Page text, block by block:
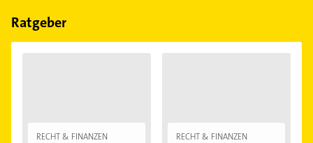
Feiertagen abweichen können.
Ratgeber
RECHT & FINANZEN RECHT & FINANZEN